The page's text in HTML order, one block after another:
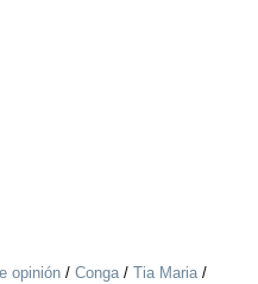
opinión / Conga/ Tia Maria/